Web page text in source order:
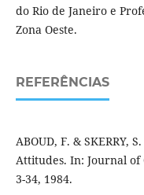
do Rio de Janeiro e
Zona Oeste.
REFERÊNCIAS
ABOUD, F. & SKERRY,
Attitudes. In: Journal of
3-34, 1984.